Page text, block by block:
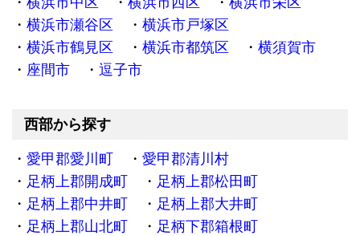
横浜市瀬谷区
横浜市戸塚区
横浜市鶴見区
横浜市都筑区
横須賀市
座間市
逗子市
西部から探す
愛甲郡愛川町
愛甲郡清川村
足柄上郡開成町
足柄上郡松田町
足柄上郡中井町
足柄上郡大井町
足柄上郡山北町
足柄下郡箱根町